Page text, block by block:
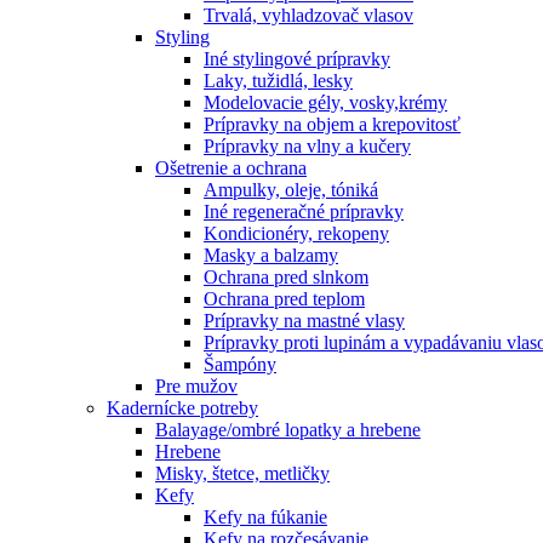
Trvalá, vyhladzovač vlasov
Styling
Iné stylingové prípravky
Laky, tužidlá, lesky
Modelovacie gély, vosky,krémy
Prípravky na objem a krepovitosť
Prípravky na vlny a kučery
Ošetrenie a ochrana
Ampulky, oleje, tóniká
Iné regeneračné prípravky
Kondicionéry, rekopeny
Masky a balzamy
Ochrana pred slnkom
Ochrana pred teplom
Prípravky na mastné vlasy
Prípravky proti lupinám a vypadávaniu
Šampóny
Pre mužov
Kadernícke potreby
Balayage/ombré lopatky a hrebene
Hrebene
Misky, štetce, metličky
Kefy
Kefy na fúkanie
Kefy na rozčesávanie